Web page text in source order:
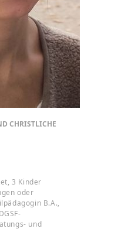
CHRISTLICHE
3 Kinder
oder
B.A.,
und